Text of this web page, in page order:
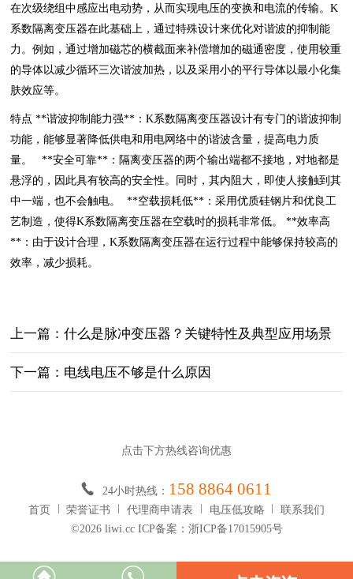
在次级绕组中感应出电动势，从而实现电压的变换和电流的传输。K
系数隔离变压器在此基础上，通过特殊设计来优化对谐波的抑制能
力。例如，通过增加磁芯的横截面来补偿增加的磁通密度，使用较重
的导体以减少循环三次谐波加热，以及采用小的平行导体以最小化集
肤效应等。
特点 **谐波抑制能力强**：K系数隔离变压器设计有专门的谐波抑制
功能，能够显著降低供电和用电网络中的谐波含量，提高电力质
量。 **安全可靠**：隔离变压器的两个输出端都不接地，对地都是
悬浮的，因此具有较高的安全性。同时，其内阻大，即使人接触到其
中一端，也不会触电。 **空载损耗低**：采用优质硅钢片和优良工
艺制造，使得K系数隔离变压器在空载时的损耗非常低。 **效率高
**：由于设计合理，K系数隔离变压器在运行过程中能够保持较高的
效率，减少损耗。
上一篇：什么是脉冲变压器？关键特性‌及典型应用场景‌
下一篇：电线电压不够是什么原因
点击下方热线咨询优惠
24小时热线： 158 8864 0611
首页 荣誉证书 代理商申请表 电压低攻略
联系我们
©2026 liwi.cc ICP备案：浙ICP备17015905号